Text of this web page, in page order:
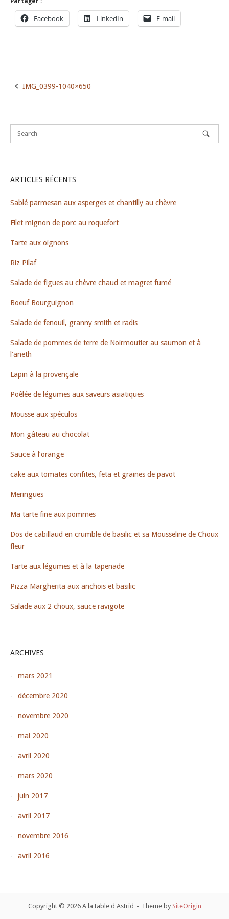
Facebook LinkedIn E-mail
Post
IMG_0399-1040×650
ARTICLES RÉCENTS
Sablé parmesan aux asperges et chantilly au chèvre
Filet mignon de porc au roquefort
Tarte aux oignons
Riz Pilaf
Salade de figues au chèvre chaud et magret fumé
Boeuf Bourguignon
Salade de fenouil, granny smith et radis
Salade de pommes de terre de Noirmoutier au saumon et à
l’aneth
Lapin à la provençale
Poêlée de légumes aux saveurs asiatiques
Mousse aux spéculos
Mon gâteau au chocolat
Sauce à l’orange
cake aux tomates confites, feta et graines de pavot
Meringues
Ma tarte fine aux pommes
Dos de cabillaud en crumble de basilic et sa Mousseline de Choux
fleur
Tarte aux légumes et à la tapenade
Pizza Margherita aux anchois et basilic
Salade aux 2 choux, sauce ravigote
ARCHIVES
mars 2021
décembre 2020
novembre 2020
mai 2020
avril 2020
mars 2020
juin 2017
avril 2017
novembre 2016
avril 2016
Copyright © 2026 A la table d Astrid Theme by SiteOrigin